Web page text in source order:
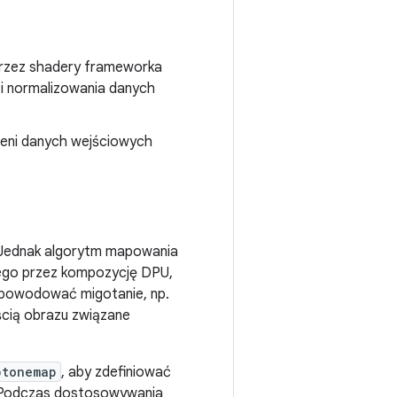
shadery frameworka
normalizowania danych
danych wejściowych
algorytm mapowania
przez kompozycję DPU,
migotanie, np.
obrazu związane
, aby zdefiniować
dostosowywania